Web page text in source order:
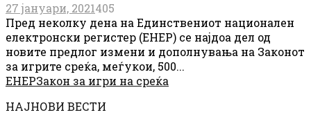
27 јануари, 2021405
Пред неколку дена на Единствениот национален
електронски регистер (ЕНЕР) се најдоа дел од
новите предлог измени и дополнувања на Законот
за игрите среќа, меѓукои, 500...
ЕНЕРЗакон за игри на среќа
НАЈНОВИ ВЕСТИ